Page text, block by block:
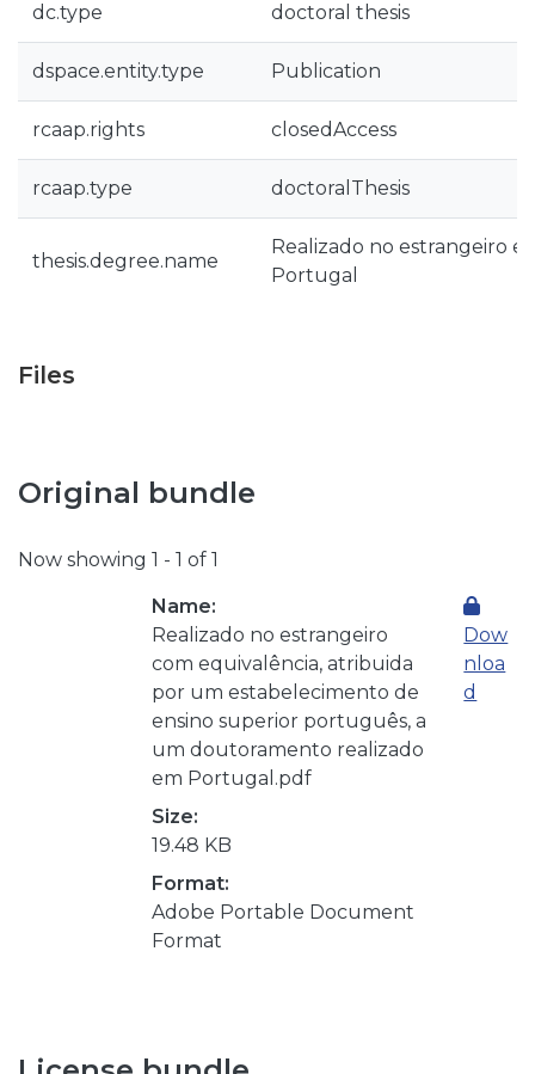
dc.type doctoral thesis
dspace.entity.type Publication
rcaap.rights closedAccess
rcaap.type doctoralThesis
thesis.degree.name
Realizado no estrangeiro e
Portugal
Files
Original bundle
Now showing 1 - 1 of 1
Name:
Realizado no estrangeiro
com equivalência, atribuida
por um estabelecimento de
ensino superior português, a
um doutoramento realizado
em Portugal.pdf
Size:
19.48 KB
Format:
Adobe Portable Document
Format
Dow
nloa
d